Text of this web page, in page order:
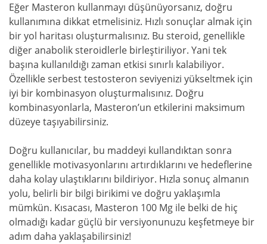
Eğer Masteron kullanmayı düşünüyorsanız, doğru
kullanımına dikkat etmelisiniz. Hızlı sonuçlar almak için
bir yol haritası oluşturmalısınız. Bu steroid, genellikle
diğer anabolik steroidlerle birleştiriliyor. Yani tek
başına kullanıldığı zaman etkisi sınırlı kalabiliyor.
Özellikle serbest testosteron seviyenizi yükseltmek için
iyi bir kombinasyon oluşturmalısınız. Doğru
kombinasyonlarla, Masteron’un etkilerini maksimum
düzeye taşıyabilirsiniz.
Doğru kullanıcılar, bu maddeyi kullandıktan sonra
genellikle motivasyonlarını artırdıklarını ve hedeflerine
daha kolay ulaştıklarını bildiriyor. Hızla sonuç almanın
yolu, belirli bir bilgi birikimi ve doğru yaklaşımla
mümkün. Kısacası, Masteron 100 Mg ile belki de hiç
olmadığı kadar güçlü bir versiyonunuzu keşfetmeye bir
adım daha yaklaşabilirsiniz!